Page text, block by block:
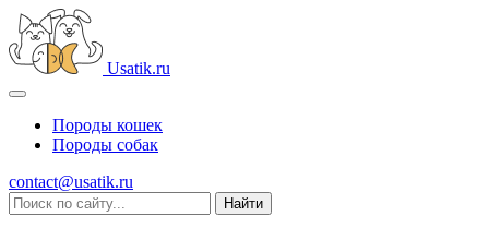
Usatik.ru
Породы кошек
Породы собак
contact@usatik.ru